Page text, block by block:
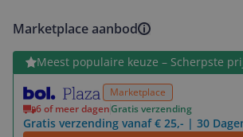
Marketplace aanbod
Meest populaire keuze – Scherpste
Marketplace
6 of meer dagenGratis verzending
Gratis verzending vanaf € 25,- | 30
Bekijk product